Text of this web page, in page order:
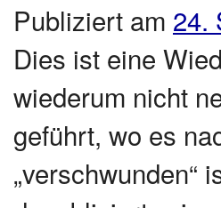
Publiziert am 24.
Dies ist eine
wiederum nicht
geführt, wo es
„verschwunden“